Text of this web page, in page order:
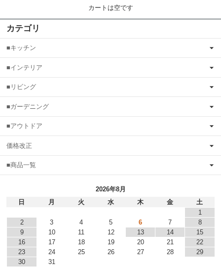
カートは空です
カテゴリ
■キッチン
■インテリア
■リビング
■ガーデニング
■アウトドア
価格改正
■商品一覧
2026年8月
日
月 火 水 木 金
土
1
2
3 4 5 6 7
8
9
10 11 12 13 14
15
16
17 18 19 20 21
22
23
24 25 26 27 28
29
30
31